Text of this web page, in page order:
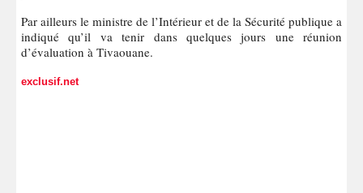
Par ailleurs le ministre de l’Intérieur et de la Sécurité publique a
indiqué qu’il va tenir dans quelques jours une réunion
d’évaluation à Tivaouane.
exclusif.net